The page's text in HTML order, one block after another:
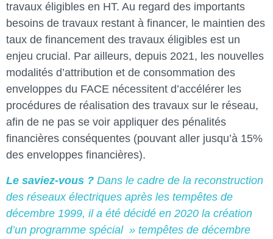
travaux éligibles en HT. Au regard des importants
besoins de travaux restant à financer, le maintien des
taux de financement des travaux éligibles est un
enjeu crucial. Par ailleurs, depuis 2021, les nouvelles
modalités d’attribution et de consommation des
enveloppes du FACE nécessitent d’accélérer les
procédures de réalisation des travaux sur le réseau,
afin de ne pas se voir appliquer des pénalités
financières conséquentes (pouvant aller jusqu’à 15%
des enveloppes financières).
Le saviez-vous ? Dans le cadre de la reconstruction
des réseaux électriques après les tempêtes de
décembre 1999, il a été décidé en 2020 la création
d’un programme spécial » tempêtes de décembre